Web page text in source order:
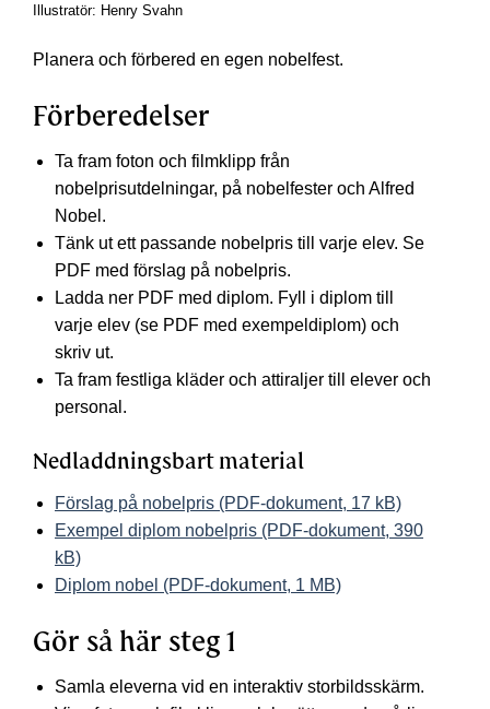
Illustratör: Henry Svahn
Planera och förbered en egen nobelfest.
Förberedelser
Ta fram foton och filmklipp från
nobelprisutdelningar, på nobelfester och Alfred
Nobel.
Tänk ut ett passande nobelpris till varje elev. Se
PDF med förslag på nobelpris.
Ladda ner PDF med diplom. Fyll i diplom till
varje elev (se PDF med exempeldiplom) och
skriv ut.
Ta fram festliga kläder och attiraljer till elever och
personal.
Nedladdningsbart material
Förslag på nobelpris (PDF-dokument, 17 kB)
Exempel diplom nobelpris (PDF-dokument, 390
kB)
Diplom nobel (PDF-dokument, 1 MB)
Gör så här steg 1
Samla eleverna vid en interaktiv storbildsskärm.